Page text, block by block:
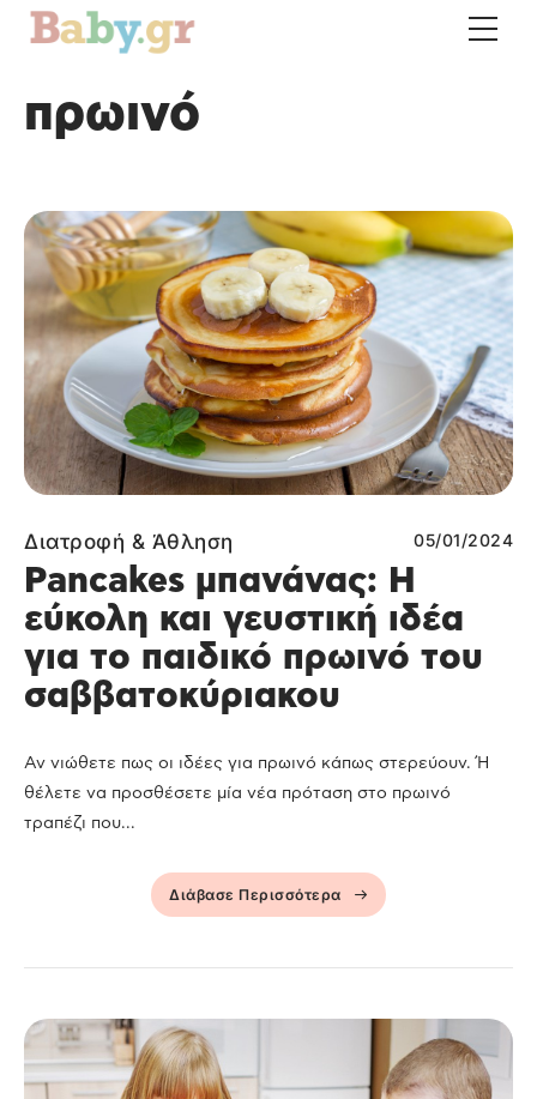
πρωινό
Διατροφή & Άθληση 05/01/2024
Pancakes μπανάνας: Η
εύκολη και γευστική ιδέα
για το παιδικό πρωινό του
σαββατοκύριακου
Αν νιώθετε πως οι ιδέες για πρωινό κάπως στερεύουν. Ή
θέλετε να προσθέσετε μία νέα πρόταση στο πρωινό
τραπέζι που...
Διάβασε Περισσότερα